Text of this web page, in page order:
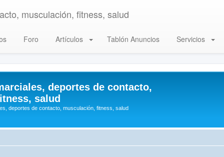
musculación, fitness, salud
Foro Artículos Tablón Anuncios Servicios
deportes de contacto,
salud
deportes de contacto, musculación, fitness, salud